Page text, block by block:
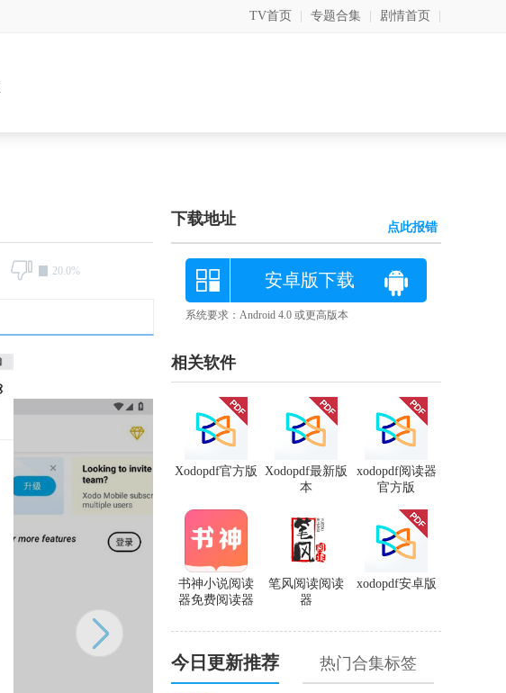
TV首页 专题合集 剧情首页
20.0%
下载地址 点此报错
安卓版下载
系统要求：Android 4.0 或更高版本
相关软件
xodopdf阅读器
官方版
Xodopdf最新版
本
Xodopdf官方版
xodopdf安卓版
笔风阅读阅读
器
书神小说阅读
器免费阅读器
今日更新推荐 热门合集标签